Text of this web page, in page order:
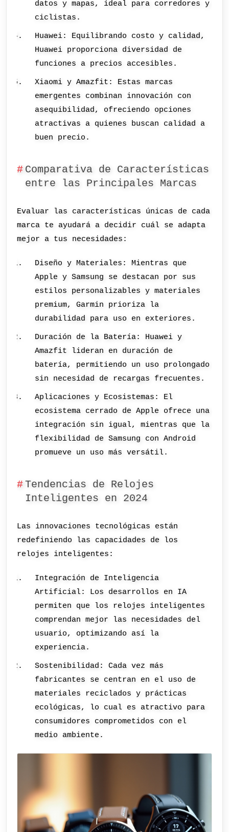
datos y mapas, ideal para corredores y
ciclistas.
Huawei: Equilibrando costo y calidad,
Huawei proporciona diversidad de
funciones a precios accesibles.
Xiaomi y Amazfit: Estas marcas
emergentes combinan innovación con
asequibilidad, ofreciendo opciones
atractivas a quienes buscan calidad a
buen precio.
Comparativa de Características
entre las Principales Marcas
Evaluar las características únicas de cada
marca te ayudará a decidir cuál se adapta
mejor a tus necesidades:
Diseño y Materiales: Mientras que
Apple y Samsung se destacan por sus
estilos personalizables y materiales
premium, Garmin prioriza la
durabilidad para uso en exteriores.
Duración de la Batería: Huawei y
Amazfit lideran en duración de
batería, permitiendo un uso prolongado
sin necesidad de recargas frecuentes.
Aplicaciones y Ecosistemas: El
ecosistema cerrado de Apple ofrece una
integración sin igual, mientras que la
flexibilidad de Samsung con Android
promueve un uso más versátil.
Tendencias de Relojes
Inteligentes en 2024
Las innovaciones tecnológicas están
redefiniendo las capacidades de los
relojes inteligentes:
Integración de Inteligencia
Artificial: Los desarrollos en IA
permiten que los relojes inteligentes
comprendan mejor las necesidades del
usuario, optimizando así la
experiencia.
Sostenibilidad: Cada vez más
fabricantes se centran en el uso de
materiales reciclados y prácticas
ecológicas, lo cual es atractivo para
consumidores comprometidos con el
medio ambiente.